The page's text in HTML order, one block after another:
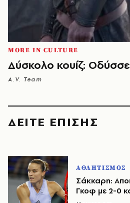
MORE IN CULTURE
Δύσκολο κουίζ:
A.V. Team
ΔΕΙΤΕ ΕΠΙΣΗΣ
ΑΘΛΗΤΙΣΜΟΣ
Σάκκαρη:
Γκοφ με 2-0